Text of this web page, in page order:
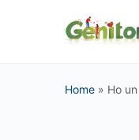
Home » Ho